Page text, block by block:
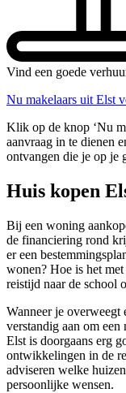
Vind een goede
Nu makelaars uit Elst
Klik op de knop ‘Nu
aanvraag in te dienen
ontvangen die je op je
Huis kopen
Bij een woning
de financiering rond
er een
wonen? Hoe is het
reistijd naar de school
Wanneer je overweegt
verstandig aan om een
Elst is doorgaans erg
ontwikkelingen in de
adviseren welke
persoonlijke wensen.